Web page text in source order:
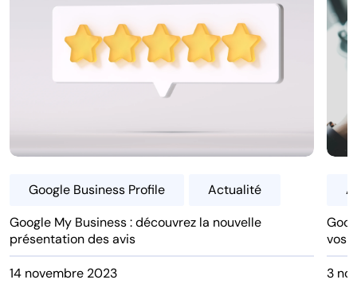
Google Business Profile
Actualité
Google My Business : découvrez la nouvelle
présentation des avis
14 novembre 2023
vos
3